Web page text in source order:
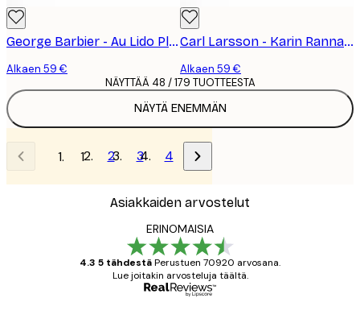
George Barbier - Au Lido Plate no.14 Kanvaasi
Alkaen 59 €
Carl Larsson - Karin Rannalla Kanvaasi
Alkaen 59 €
NÄYTÄ ENEMMÄN
NÄYTTÄÄ 48 / 179 TUOTTEESTA
1 2 3 4
Asiakkaiden arvostelut
ERINOMAISIA
4.3 5 tähdestäPerustuen 70920 arvosana.
Lue joitakin arvosteluja täältä.